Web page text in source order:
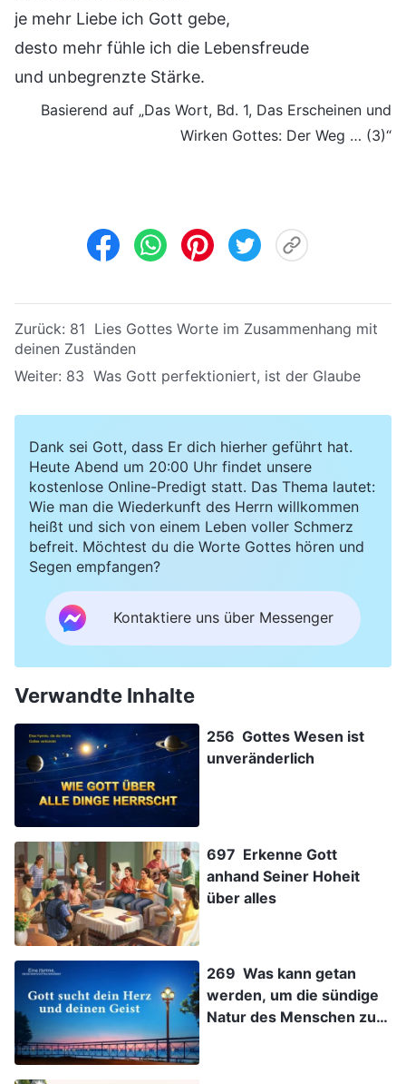
je mehr Liebe ich Gott gebe,
desto mehr fühle ich die Lebensfreude
und unbegrenzte Stärke.
Basierend auf „Das Wort, Bd. 1, Das Erscheinen und
Wirken Gottes: Der Weg … (3)“
Zurück: 81 Lies Gottes Worte im Zusammenhang mit
deinen Zuständen
Weiter: 83 Was Gott perfektioniert, ist der Glaube
Dank sei Gott, dass Er dich hierher geführt hat.
Heute Abend um 20:00 Uhr findet unsere
kostenlose Online-Predigt statt. Das Thema lautet:
Wie man die Wiederkunft des Herrn willkommen
heißt und sich von einem Leben voller Schmerz
befreit. Möchtest du die Worte Gottes hören und
Segen empfangen?
Kontaktiere uns über Messenger
Verwandte Inhalte
256 Gottes Wesen ist
unveränderlich
697 Erkenne Gott
anhand Seiner Hoheit
über alles
269 Was kann getan
werden, um die sündige
Natur des Menschen zu